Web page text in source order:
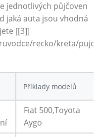
jednotlivých půjčoven
jaká auta jsou vhodná
[[3]]
recko/kreta/
Příklady modelů
Fiat 500,Toyota
Aygo